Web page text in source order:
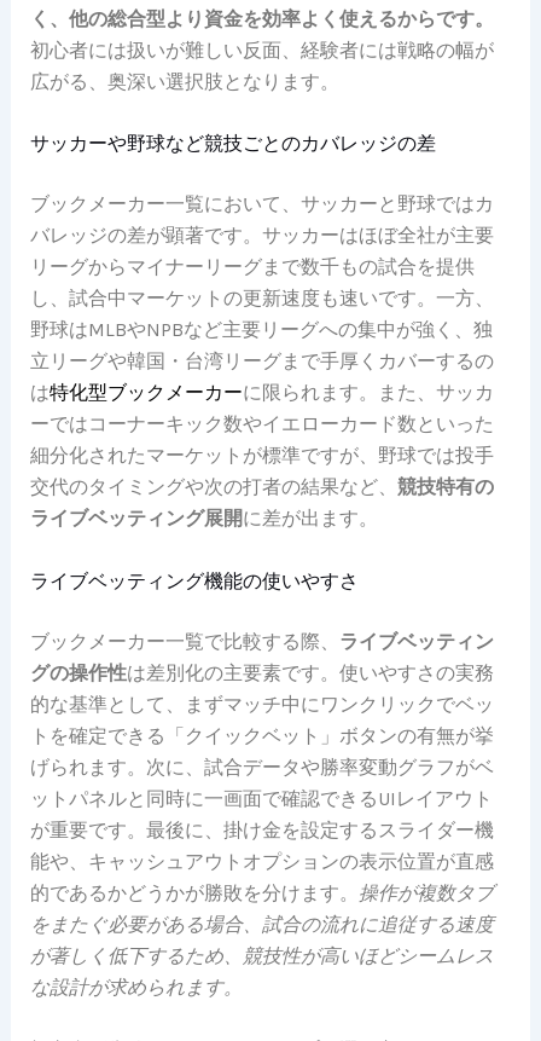
く、他の総合型より資金を効率よく使えるからです。
初心者には扱いが難しい反面、経験者には戦略の幅が
広がる、奥深い選択肢となります。
サッカーや野球など競技ごとのカバレッジの差
ブックメーカー一覧において、サッカーと野球ではカ
バレッジの差が顕著です。サッカーはほぼ全社が主要
リーグからマイナーリーグまで数千もの試合を提供
し、試合中マーケットの更新速度も速いです。一方、
野球はMLBやNPBなど主要リーグへの集中が強く、独
立リーグや韓国・台湾リーグまで手厚くカバーするの
は特化型ブックメーカーに限られます。また、サッカ
ーではコーナーキック数やイエローカード数といった
細分化されたマーケットが標準ですが、野球では投手
交代のタイミングや次の打者の結果など、 競技特有の
ライブベッティング展開に差が出ます。
ライブベッティング機能の使いやすさ
ブックメーカー一覧で比較する際、 ライブベッティン
グの操作性は差別化の主要素です。使いやすさの実務
的な基準として、まずマッチ中にワンクリックでベッ
トを確定できる「クイックベット」ボタンの有無が挙
げられます。次に、試合データや勝率変動グラフがベ
ットパネルと同時に一画面で確認できるUIレイアウト
が重要です。最後に、掛け金を設定するスライダー機
能や、キャッシュアウトオプションの表示位置が直感
的であるかどうかが勝敗を分けます。 操作が複数タブ
をまたぐ必要がある場合、試合の流れに追従する速度
が著しく低下するため、競技性が高いほどシームレス
な設計が求められます。